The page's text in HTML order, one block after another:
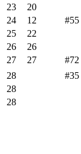
23
20
24
12 #55
25
22
26
26
27
27 #72
28
#35
28
28